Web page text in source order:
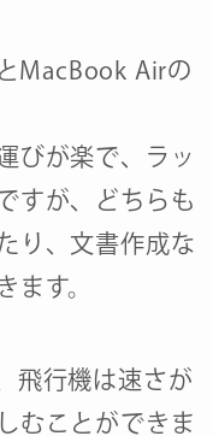
MacBook Airの
びが楽で、ラッ
すが、どちらも
り、文書作成な
ます。
飛行機は速さが
むことができま